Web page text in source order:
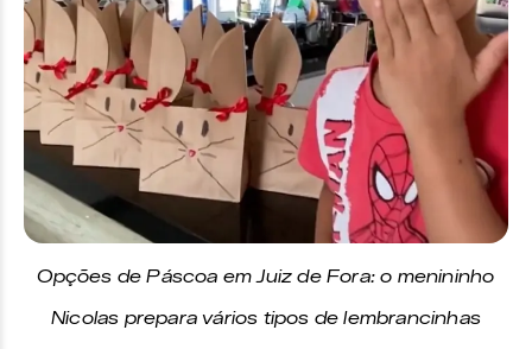
Opções de Páscoa em Juiz de Fora: o menininho
Nicolas prepara vários tipos de lembrancinhas